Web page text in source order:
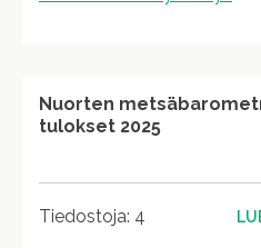
Nuorten
tulokset 2025
Tiedostoja: 4